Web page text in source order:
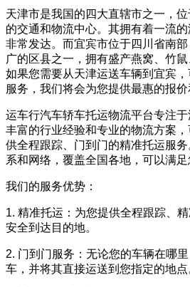
天津市是我国的四大直辖市之一，
的交通和物流中心。其拥有着一流
非常发达。而宜宾市位于四川省南
广的区县之一，拥有盛产燕窝、竹鼠
如果您需要从天津运送车辆到宜宾
服务，我们将会为您提供最惠的报价
运车行汽车轿车托运物流平台专注
丰富的行业经验和专业的物流方案
供全程跟踪、门到门的精准托运服
系和网络，覆盖全国各地，可以满足
我们的服务优势：
1. 精准托运：为您提供全程跟踪、
安全到达目的地。
2. 门到门服务：无论您的车辆在哪
车，并将其直接运送到您指定的地点